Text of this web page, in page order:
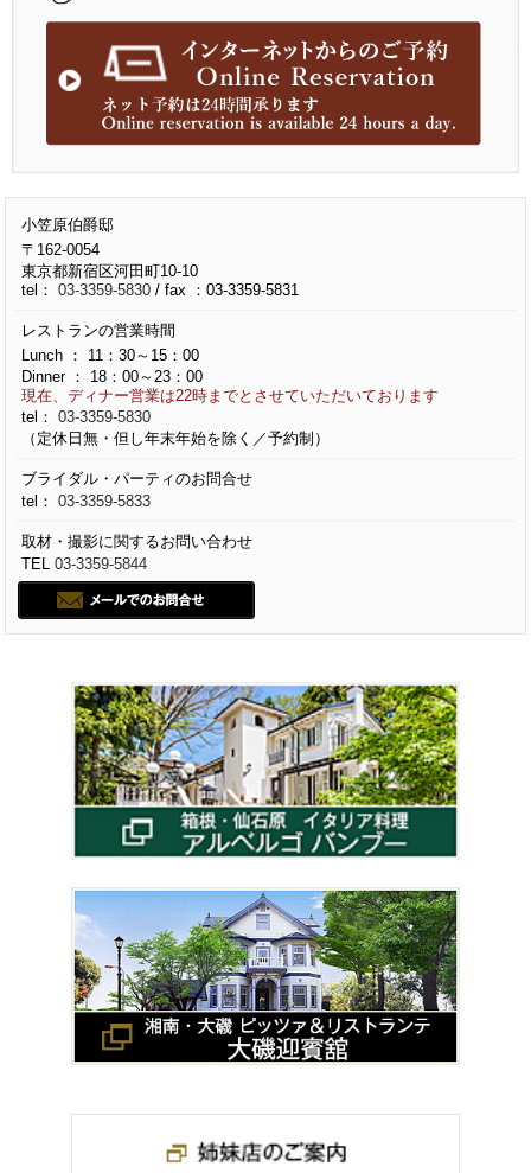
小笠原伯爵邸
〒162-0054
東京都新宿区河田町10-10
tel：03-3359-5830 / fax ：03-3359-5831
レストランの営業時間
Lunch ： 11：30～15：00
Dinner ： 18：00～23：00
現在、ディナー営業は22時までとさせていただいております
tel：03-3359-5830
（定休日無・但し年末年始を除く／予約制）
ブライダル・パーティのお問合せ
tel：03-3359-5833
取材・撮影に関するお問い合わせ
TEL03-3359-5844